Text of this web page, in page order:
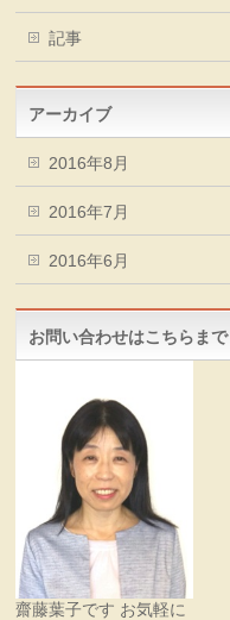
記事
アーカイブ
2016年8月
2016年7月
2016年6月
お問い合わせはこちらまで
齋藤葉子です お気軽に